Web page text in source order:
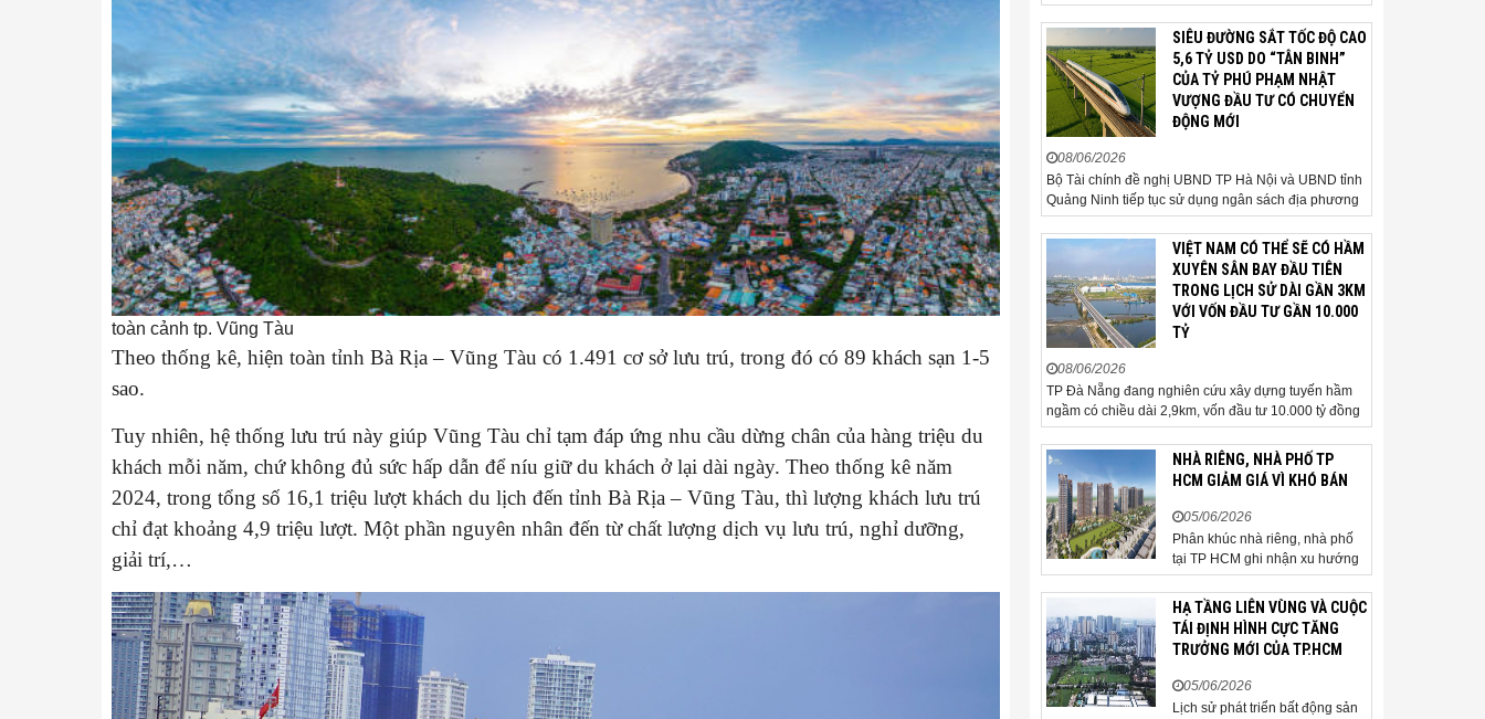
toàn cảnh tp. Vũng Tàu
Theo thống kê, hiện toàn tỉnh Bà Rịa – Vũng Tàu có 1.491 cơ sở lưu trú, trong đó có 89 khách sạn 1-5
sao.
Tuy nhiên, hệ thống lưu trú này giúp Vũng Tàu chỉ tạm đáp ứng nhu cầu dừng chân của hàng triệu du
khách mỗi năm, chứ không đủ sức hấp dẫn để níu giữ du khách ở lại dài ngày. Theo thống kê năm
2024, trong tổng số 16,1 triệu lượt khách du lịch đến tỉnh Bà Rịa – Vũng Tàu, thì lượng khách lưu trú
chỉ đạt khoảng 4,9 triệu lượt. Một phần nguyên nhân đến từ chất lượng dịch vụ lưu trú, nghỉ dưỡng,
giải trí,…
(GPMB) cho 106 hộ gia đình, cá nhân thuộc diện thu
hồi đất để thực hiện dự án Khu đô thị thể thao Quốc
tế Hà Nội trên địa bàn thôn Nhuệ Giang. Trong...
SIÊU ĐƯỜNG SẮT TỐC ĐỘ CAO
5,6 TỶ USD DO “TÂN BINH”
CỦA TỶ PHÚ PHẠM NHẬT
VƯỢNG ĐẦU TƯ CÓ CHUYỂN
ĐỘNG MỚI
08/06/2026
Bộ Tài chính đề nghị UBND TP Hà Nội và UBND tỉnh
Quảng Ninh tiếp tục sử dụng ngân sách địa phương
để thực hiện công tác giải phóng mặt bằng đối với
phần tuyến đi qua địa bàn hai địa phương, bảo đảm
tiến độ triển khai. Bộ Tài chính vừa có công văn...
VIỆT NAM CÓ THỂ SẼ CÓ HẦM
XUYÊN SÂN BAY ĐẦU TIÊN
TRONG LỊCH SỬ DÀI GẦN 3KM
VỚI VỐN ĐẦU TƯ GẦN 10.000
TỶ
08/06/2026
TP Đà Nẵng đang nghiên cứu xây dựng tuyến hầm
ngầm có chiều dài 2,9km, vốn đầu tư 10.000 tỷ đồng
đi qua sân bay quốc tế. TP Đà Nẵng đang nghiên
cứu một phương án hạ tầng mang tính đột phá khi đề
xuất xây dựng tuyến hầm ngầm xuyên qua khu vực
sân...
NHÀ RIÊNG, NHÀ PHỐ TP
HCM GIẢM GIÁ VÌ KHÓ BÁN
05/06/2026
Phân khúc nhà riêng, nhà phố
tại TP HCM ghi nhận xu hướng
giảm giá bán trong bối cảnh
thanh khoản thị trường suy yếu,
người mua thận trọng. Sau hơn
5 tháng rao bán căn nhà trong
hẻm khu vực Bảy Hiền, anh
Minh, một chủ nhà tại TP HCM,
chấp nhận hạ giá...
HẠ TẦNG LIÊN VÙNG VÀ CUỘC
TÁI ĐỊNH HÌNH CỰC TĂNG
TRƯỞNG MỚI CỦA TP.HCM
05/06/2026
Lịch sử phát triển bất động sản